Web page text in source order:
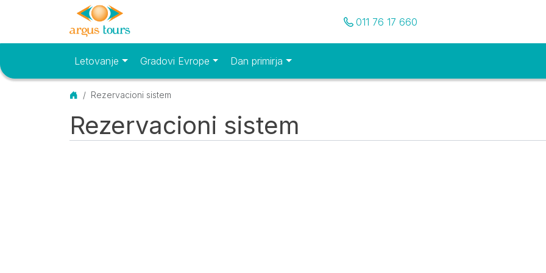
Pozovite nas
011 76 17 660
Osnovni meniLetovanje Gradovi Evrope Dan primirja
Početna
Rezervacioni sistem
Rezervacioni sistem